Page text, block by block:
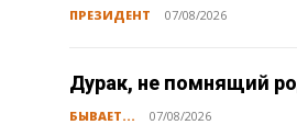
ПРЕЗИДЕНТ 07/08/2026
Дурак, не помнящий
БЫВАЕТ... 07/08/2026